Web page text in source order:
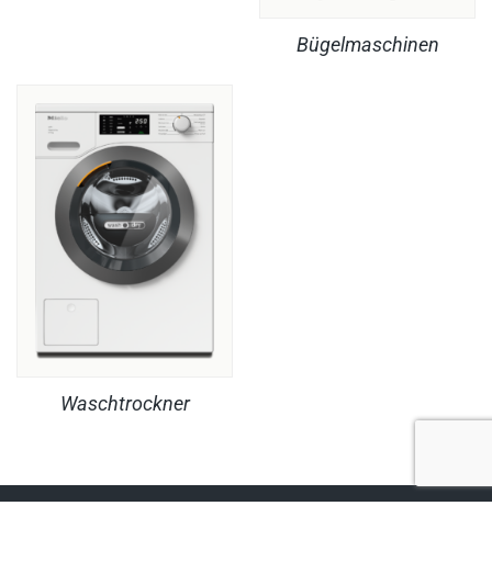
Bügelmaschinen
Waschtrockner